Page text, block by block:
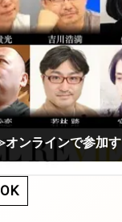
ンラインで参加